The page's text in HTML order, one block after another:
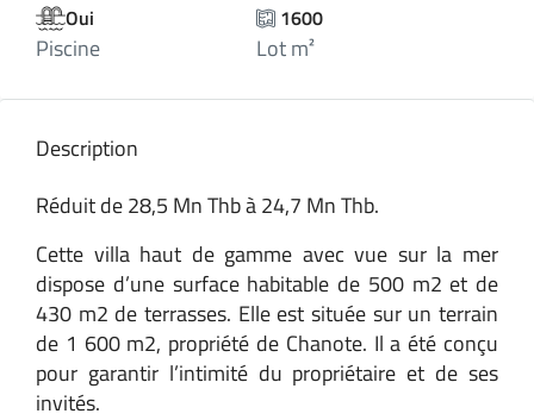
Oui
Piscine
1600
Lot m²
Description
Réduit de 28,5 Mn Thb à 24,7 Mn Thb.
Cette villa haut de gamme avec vue sur la mer
dispose d’une surface habitable de 500 m2 et de
430 m2 de terrasses. Elle est située sur un terrain
de 1 600 m2, propriété de Chanote. Il a été conçu
pour garantir l’intimité du propriétaire et de ses
invités.